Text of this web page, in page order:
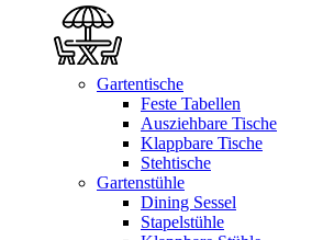
Gartentische
Feste Tabellen
Ausziehbare Tische
Klappbare Tische
Stehtische
Gartenstühle
Dining Sessel
Stapelstühle